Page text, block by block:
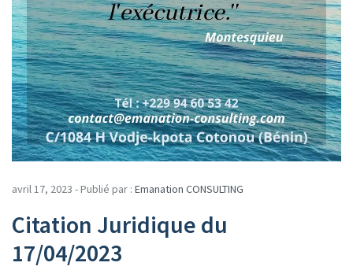
avril 17, 2023 - Publié par : Emanation CONSULTING
Citation Juridique du
17/04/2023